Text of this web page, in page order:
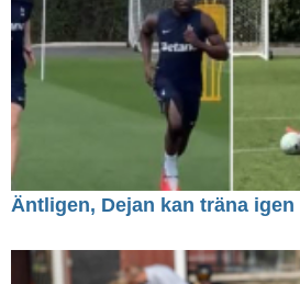
Äntligen, Dejan kan träna igen